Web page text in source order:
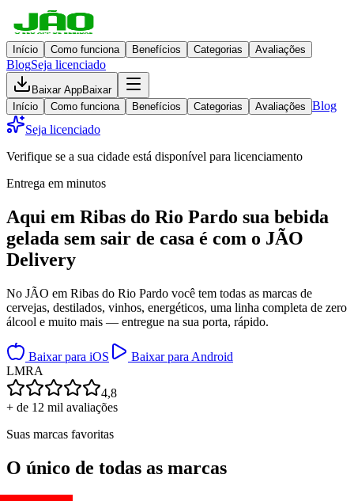
Início Como funciona Benefícios Categorias Avaliações
BlogSeja licenciado
Baixar AppBaixar
Início
Como funciona Benefícios Categorias Avaliações Blog
Seja licenciado
Verifique se a sua cidade está disponível para licenciamento
Entrega em minutos
Aqui em Ribas do Rio Pardo sua bebida
gelada sem sair de casa é com o JÃO
Delivery
No JÃO em Ribas do Rio Pardo você tem todas as marcas de
cervejas, destilados, vinhos, energéticos, uma linha completa de zero
álcool e muito mais — entregue na sua porta, rápido.
Baixar para iOS
Baixar para Android
LMRA
4,8
+ de 12 mil avaliações
Suas marcas favoritas
O único de todas as marcas